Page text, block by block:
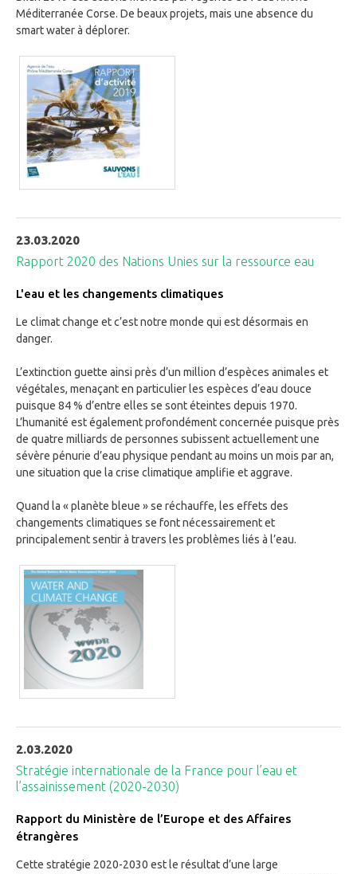
Méditerranée Corse. De beaux projets, mais une absence du
smart water à déplorer.
23.03.2020
Rapport 2020 des Nations Unies sur la ressource eau
L'eau et les changements climatiques
Le climat change et c’est notre monde qui est désormais en
danger.
L’extinction guette ainsi près d’un million d’espèces animales et
végétales, menaçant en particulier les espèces d’eau douce
puisque 84 % d’entre elles se sont éteintes depuis 1970.
L’humanité est également profondément concernée puisque près
de quatre milliards de personnes subissent actuellement une
sévère pénurie d’eau physique pendant au moins un mois par an,
une situation que la crise climatique amplifie et aggrave.
Quand la « planète bleue » se réchauffe, les effets des
changements climatiques se font nécessairement et
principalement sentir à travers les problèmes liés à l’eau.
2.03.2020
Stratégie internationale de la France pour l’eau et
l’assainissement (2020-2030)
Rapport du Ministère de l’Europe et des Affaires
étrangères
Cette stratégie 2020-2030 est le résultat d’une large